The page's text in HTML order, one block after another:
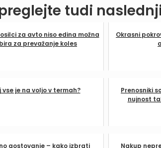
tudi
za avto niso edina možna
za prevažanje koles
Okrasni
vse je na voljo v termah?
Prenosniki
nujnost
gostovanje – kako izbrati Nakup